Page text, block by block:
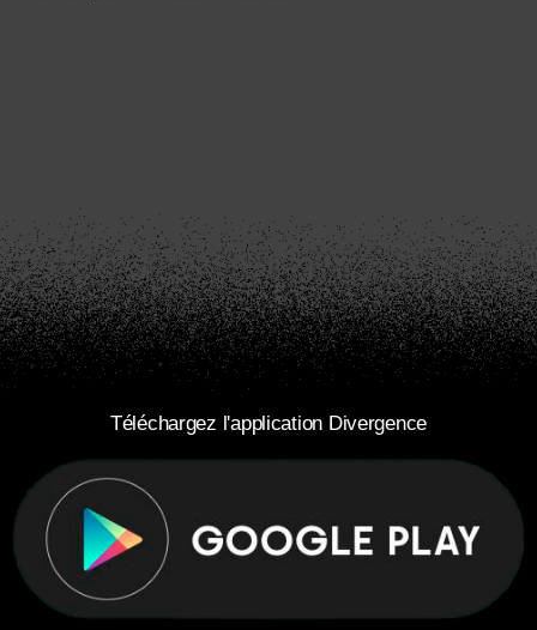
Téléchargez l'application Divergence